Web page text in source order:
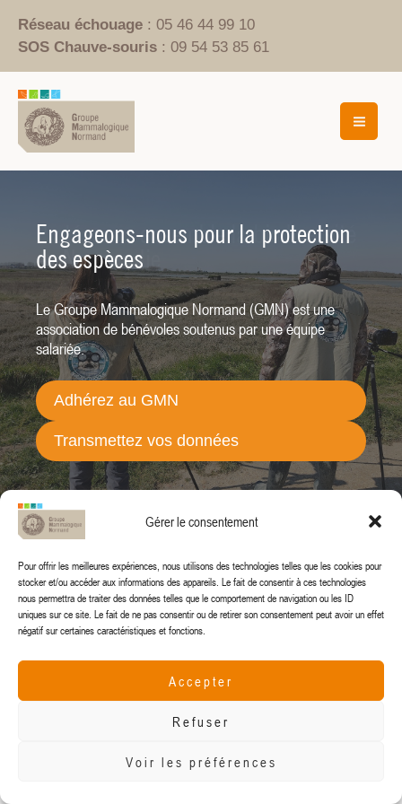
Gérer le consentement
Pour offrir les meilleures expériences, nous utilisons des technologies telles que les cookies pour
stocker et/ou accéder aux informations des appareils. Le fait de consentir à ces technologies
nous permettra de traiter des données telles que le comportement de navigation ou les ID
uniques sur ce site. Le fait de ne pas consentir ou de retirer son consentement peut avoir un effet
négatif sur certaines caractéristiques et fonctions.
Accepter
Refuser
Voir les préférences
contenu
Réseau échouage : 05 46 44 99 10
SOS Chauve-souris : 09 54 53 85 61
Protégeons ensemble la biodiversité
en Normandie
Chiroptères, mammifères terrestres, marins ou
aquatiques, la Normandie compte de nombreuses
richesses.
Adhérez au GMN
Transmettez vos données
Engageons-nous pour la protection
des espèces
Le Groupe Mammalogique Normand (GMN) est une
association de bénévoles soutenus par une équipe
salariée.
Adhérez au GMN
Transmettez vos données
Rejoignez notre mission de
conservation
Plus de 40 ans d'engagement pour la connaissance et la
protection des mammifères sauvages.
Adhérez au GMN
Transmettez vos données
© 2024 Groupe Mammalogique Normand